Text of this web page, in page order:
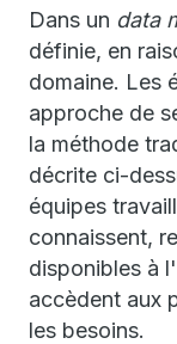
Dans un data
définie, en
domaine. Les
approche de
la méthode
décrite ci-
équipes
connaissent,
disponibles à
accèdent aux
les besoins.